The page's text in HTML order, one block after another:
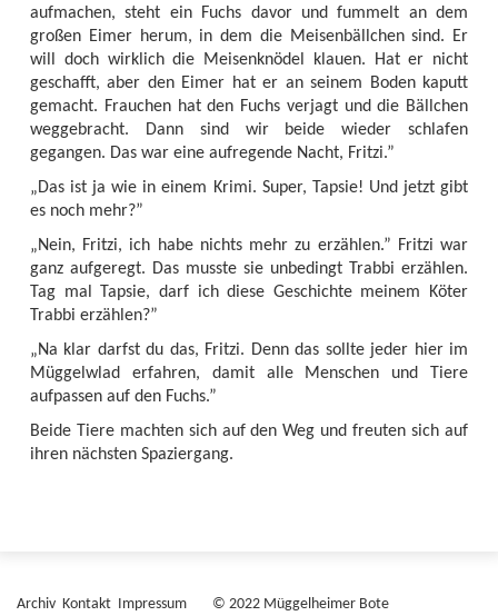
aufmachen, steht ein Fuchs davor und fummelt an dem
großen Eimer herum, in dem die Meisenbällchen sind. Er
will doch wirklich die Meisenknödel klauen. Hat er nicht
geschafft, aber den Eimer hat er an seinem Boden kaputt
gemacht. Frauchen hat den Fuchs verjagt und die Bällchen
weggebracht. Dann sind wir beide wieder schlafen
gegangen. Das war eine aufregende Nacht, Fritzi.”
„Das ist ja wie in einem Krimi. Super, Tapsie! Und jetzt gibt
es noch mehr?”
„Nein, Fritzi, ich habe nichts mehr zu erzählen.” Fritzi war
ganz aufgeregt. Das musste sie unbedingt Trabbi erzählen.
Tag mal Tapsie, darf ich diese Geschichte meinem Köter
Trabbi erzählen?”
„Na klar darfst du das, Fritzi. Denn das sollte jeder hier im
Müggelwlad erfahren, damit alle Menschen und Tiere
aufpassen auf den Fuchs.”
Beide Tiere machten sich auf den Weg und freuten sich auf
ihren nächsten Spaziergang.
Archiv Kontakt Impressum © 2022 Müggelheimer Bote